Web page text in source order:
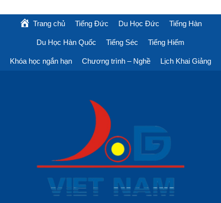
Trang chủ Tiếng Đức Du Học Đức Tiếng Hàn
Du Học Hàn Quốc Tiếng Séc Tiếng Hiếm
Khóa học ngắn hạn Chương trình – Nghề Lịch Khai Giảng